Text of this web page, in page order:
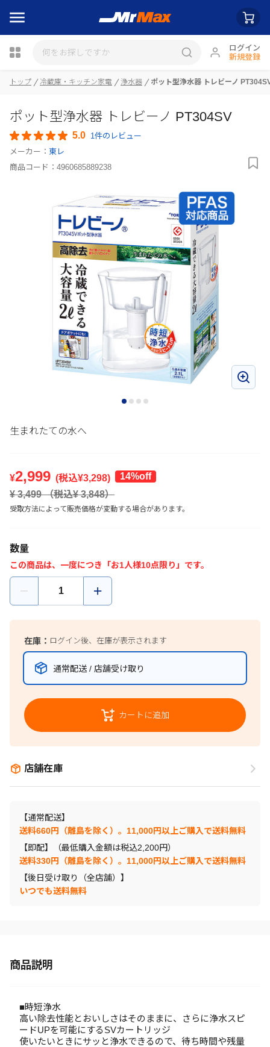
ログイン
新規登録
瓶詰
トップ 冷蔵庫・キッチン家電 浄水器 ポット型浄水器 トレビーノ
ポット型浄水器 トレビーノ PT304SV
5.0 1件のレビュー
メーカー： 東レ
商品コード： 4960685889238
生まれたての水へ
¥2,999 (税込¥3,298)
14%off
¥ 3,499（税込¥3,848）
受取方法によって販売価格が変動する場合があります。
数量
この商品は、一度につき「お1人様10点限り」です。
在庫： ログイン後、在庫が表示されます
通常配送 / 店舗受け取り
カートに追加
店舗在庫
【通常配送】
送料660円（離島を除く）。11,000円以上ご購入で送料無料
【即配】（最低購入金額は税込2,200円）
送料330円（離島を除く）。11,000円以上ご購入で送料無料
【後日受け取り（全店舗）】
いつでも送料無料
商品説明
■時短浄水
高い除去性能とおいしさはそのままに、さらに浄水スピ
ードUPを可能にするSVカートリッジ
使いたいときにサッと浄水できるので、待ち時間や残量